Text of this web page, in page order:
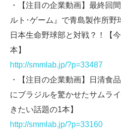
・【注目の企業動画】最終回
ルト･ゲーム』で青島製作所野
日本生命野球部と対戦？！【
本】
http://smmlab.jp/?p=33487
・【注目の企業動画】日清食
にブラジルを驚かせたサムラ
きたい話題の1本】
http://smmlab.jp/?p=33160